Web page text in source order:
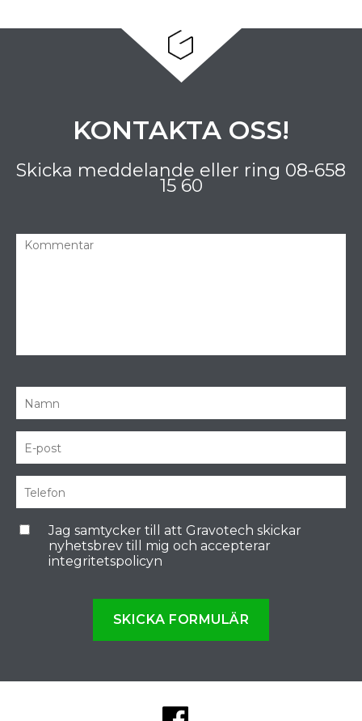
KONTAKTA OSS!
Skicka meddelande eller ring 08-658
15 60
Jag samtycker till att Gravotech skickar
nyhetsbrev till mig och accepterar
integritetspolicyn
SKICKA FORMULÄR